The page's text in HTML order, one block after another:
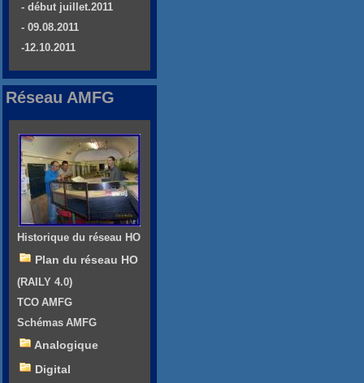
- début juillet.2011
- 09.08.2011
-12.10.2011
Réseau AMFG
Historique du réseau HO
Plan du réseau HO
(RAILY 4.0)
TCO AMFG
Schémas AMFG
Analogique
Digital